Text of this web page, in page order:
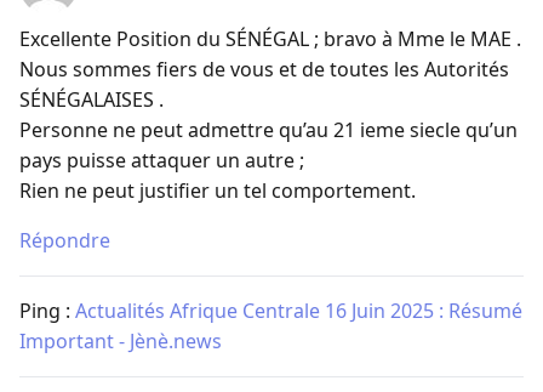
Excellente Position du SÉNÉGAL ; bravo à Mme le MAE .
Nous sommes fiers de vous et de toutes les Autorités
SÉNÉGALAISES .
Personne ne peut admettre qu’au 21 ieme siecle qu’un
pays puisse attaquer un autre ;
Rien ne peut justifier un tel comportement.
Répondre
Ping : Actualités Afrique Centrale 16 Juin 2025 : Résumé
Important - Jènè.news